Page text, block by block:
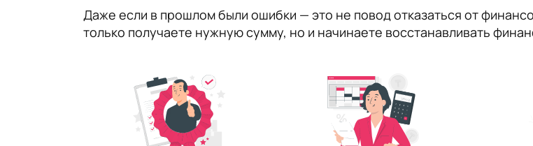
Даже если в прошлом были ошибки — это не повод отказаться от
только получаете нужную сумму, но и начинаете восстанавливать